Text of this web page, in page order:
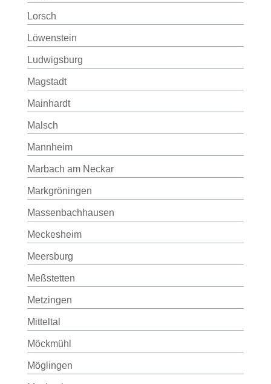
Lorsch
Löwenstein
Ludwigsburg
Magstadt
Mainhardt
Malsch
Mannheim
Marbach am Neckar
Markgröningen
Massenbachhausen
Meckesheim
Meersburg
Meßstetten
Metzingen
Mitteltal
Möckmühl
Möglingen